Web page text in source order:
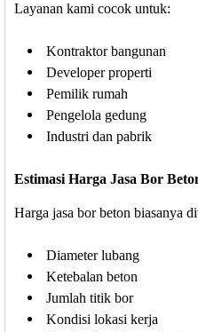
Layanan kami cocok untuk:
Kontraktor bangunan
Developer properti
Pemilik rumah
Pengelola gedung
Industri dan pabrik
Estimasi Harga Jasa Bor
Harga jasa bor beton biasanya
Diameter lubang
Ketebalan beton
Jumlah titik bor
Kondisi lokasi kerja